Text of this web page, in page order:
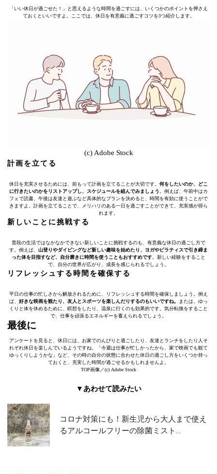
「いい休日が過ごせた！」と思えるような時間を過ごすには、いくつかのポイントを押さえ
ておくといいですよ。ここでは、休日を有意義に過ごすコツを3つ紹介します。
(c) Adobe Stock
計画を立てる
休日を充実させるためには、前もって計画を立てることが大切です。 何をしたいのか、どこ
に行きたいのかをリストアップし、スケジュールを組んでみましょう
。例えば、午前中はカ
フェで読書、午後は友達と遊ぶなど具体的なプランを決めると、時間を有効に使うことがで
きますよ。計画を立てることで、メリハリのある一日を過ごすことができて、充実感が得ら
れます。
新しいことに挑戦する
普段の生活ではなかなかできない新しいことに挑戦するのも、有意義な休日の過ごし方で
す。例えば、 山登りやダイビングなど新しい趣味を始めたり、ヨガやピラティスで引き締ま
った体を目指すなど、自分磨きに時間を使うこともおすすめです 。新しい経験をすること
で、自分の世界が広がり、成長を感じられるでしょう。
リフレッシュする時間を確保する
平日の仕事の忙しさから解放されるために、リフレッシュする時間を確保しましょう。例え
ば、 好きな映画を観たり、友人とスポーツを楽しんだりするのもいいですね。
または、ゆっ
くりと体を休めるために、瞑想をしたり、温泉に行くのも効果的です。気分転換をすること
で、仕事を頑張るエネルギーを蓄えられるでしょう。
最後に
アンケートを見ると、休日には、お家でのんびりと過ごしたり、友達とランチをしたり人そ
れぞれ休日を楽しんでいるようですね。「今週は仕事が忙しかったから、家で映画でも観て
ゆっくりしようかな」など、その時の自分の状態に合わせた休日の過ごし方をいくつか持っ
ておくと、充実した時間が過ごせるかもしれませんよ。
TOP画像／(c) Adobe Stock
▼あわせて読みたい
コロナ対策にも！新生児から大人まで使え
るアルコールフリーの除菌ミスト…